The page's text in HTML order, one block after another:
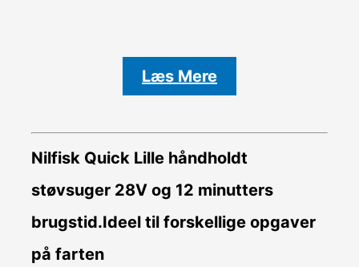
Læs Mere
Nilfisk Quick Lille håndholdt
støvsuger 28V og 12 minutters
brugstid.Ideel til forskellige opgaver
på farten